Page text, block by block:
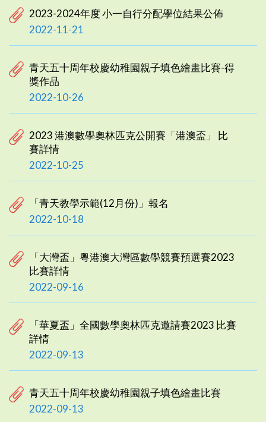
2023-2024年度 小一自行分配學位結果公佈
2022-11-21
青天五十周年校慶幼稚園親子填色繪畫比賽-得
獎作品
2022-10-26
2023 港澳數學奧林匹克公開賽「港澳盃」 比
賽詳情
2022-10-25
「青天教學示範(12月份)」報名
2022-10-18
「大灣盃」粵港澳大灣區數學競賽預選賽2023
比賽詳情
2022-09-16
「華夏盃」全國數學奧林匹克邀請賽2023 比賽
詳情
2022-09-13
青天五十周年校慶幼稚園親子填色繪畫比賽
2022-09-13